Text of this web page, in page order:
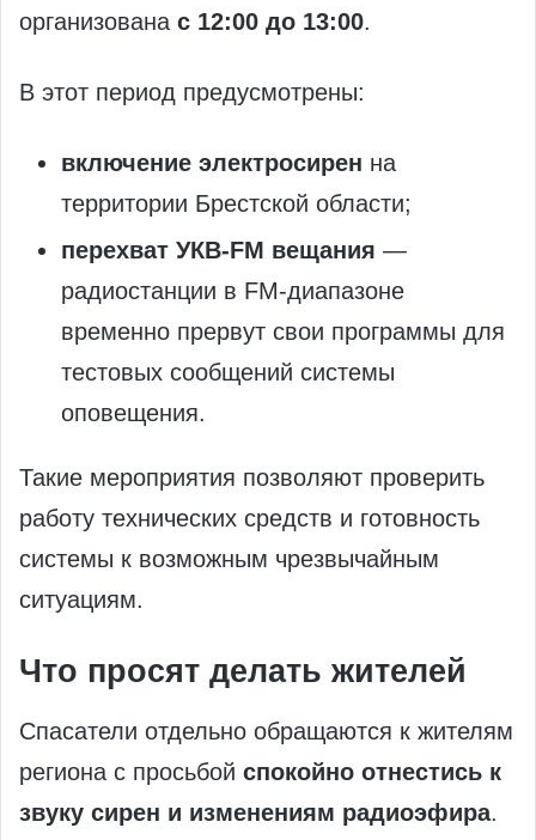
организована с 12:00 до 13:00.
В этот период предусмотрены:
включение электросирен на
территории Брестской области;
перехват УКВ-FM вещания —
радиостанции в FM-диапазоне
временно прервут свои программы для
тестовых сообщений системы
оповещения.
Такие мероприятия позволяют проверить
работу технических средств и готовность
системы к возможным чрезвычайным
ситуациям.
Что просят делать жителей
Спасатели отдельно обращаются к жителям
региона с просьбой спокойно отнестись к
звуку сирен и изменениям радиоэфира.